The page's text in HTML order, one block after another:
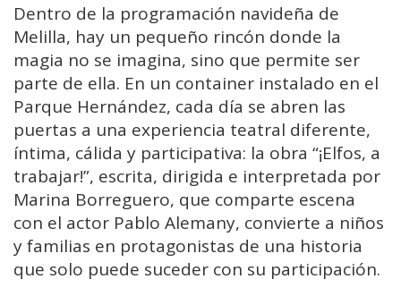
Dentro de la programación navideña de
Melilla, hay un pequeño rincón donde la
magia no se imagina, sino que permite ser
parte de ella. En un container instalado en el
Parque Hernández, cada día se abren las
puertas a una experiencia teatral diferente,
íntima, cálida y participativa: la obra “¡Elfos, a
trabajar!”, escrita, dirigida e interpretada por
Marina Borreguero, que comparte escena
con el actor Pablo Alemany, convierte a niños
y familias en protagonistas de una historia
que solo puede suceder con su participación.